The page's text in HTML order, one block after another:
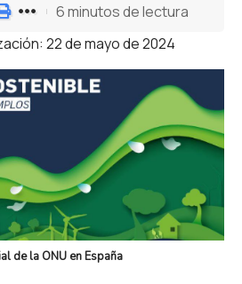
22 de mayo de 2024
6 minutos de lectura
de la ONU en España